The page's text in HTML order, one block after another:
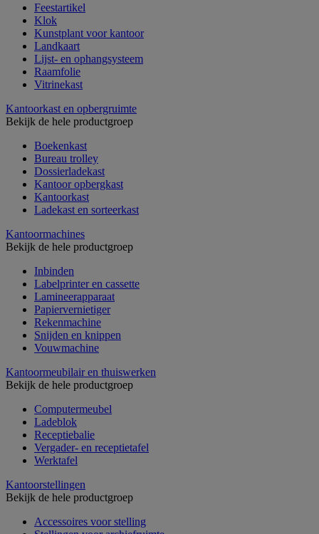
Feestartikel
Klok
Kunstplant voor kantoor
Landkaart
Lijst- en ophangsysteem
Raamfolie
Vitrinekast
Kantoorkast en opbergruimte
Bekijk de hele productgroep
Boekenkast
Bureau trolley
Dossierladekast
Kantoor opbergkast
Kantoorkast
Ladekast en sorteerkast
Kantoormachines
Bekijk de hele productgroep
Inbinden
Labelprinter en cassette
Lamineerapparaat
Papiervernietiger
Rekenmachine
Snijden en knippen
Vouwmachine
Kantoormeubilair en thuiswerken
Bekijk de hele productgroep
Computermeubel
Ladeblok
Receptiebalie
Vergader- en receptietafel
Werktafel
Kantoorstellingen
Bekijk de hele productgroep
Accessoires voor stelling